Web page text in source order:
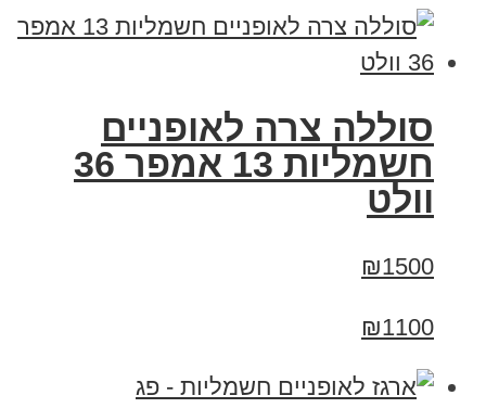
סוללה צרה לאופניים
חשמליות 13 אמפר 36
וולט
₪1500
₪1100